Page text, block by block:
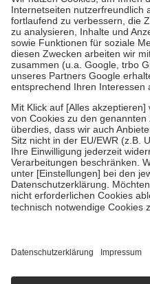
Kosten der Leistung zu
Diese Regeln gelten
Bei Heilmitteln und häuslicher
Zuzahlung zehn Prozent der
Verordnung.
Um das Engagement der
stärken und die besondere
fallenkeine Zuzahlungenan bei:
• Kindern und Jugendlichen bis
mit Ausnahme der Fahrkosten
• Untersuchungen zur Vorsorge
GKV getragen werden
• empfohlenen Schutzimpfungen
• Harn- und Blutteststreifen
getroffen, um sicherzustellen,
https://help.etrusted.com/hc/